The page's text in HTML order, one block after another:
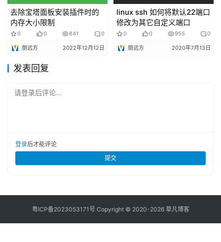
去除宝塔面板安装插件时的
内存大小限制
0 0 841 0
朋远方 2022年12月12日
linux ssh 如何将默认22端口
修改为其它自定义端口
0 0 955 0
朋远方 2020年7月13日
发表回复
请登录后评论...
登录后才能评论
提交
粤ICP备2023053171号 Copyright © 2020-2026 草凡博客